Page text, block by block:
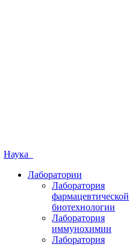
Наука
Лаборатории
Лаборатория
фармацевтической
биотехнологии
Лаборатория
иммунохимии
Лаборатория